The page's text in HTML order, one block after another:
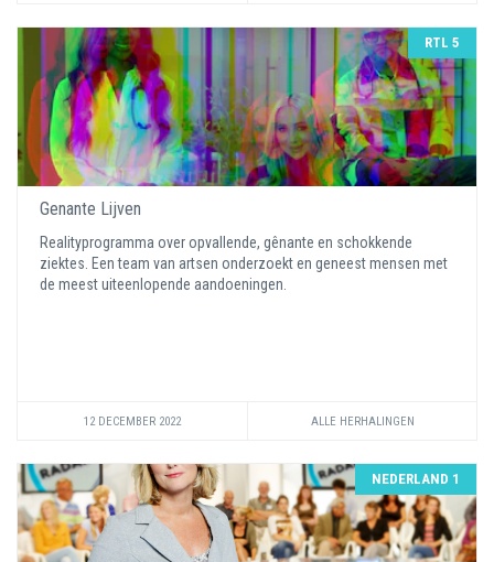
RTL 5
Genante Lijven
Realityprogramma over opvallende, gênante en schokkende
ziektes. Een team van artsen onderzoekt en geneest mensen met
de meest uiteenlopende aandoeningen.
12 DECEMBER 2022 ALLE HERHALINGEN
NEDERLAND 1